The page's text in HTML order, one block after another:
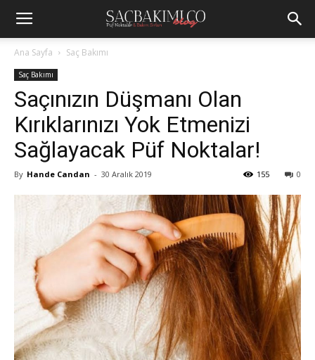
Ana Sayfa Saç Bakımı
Saç Bakımı
Saçınızın Düşmanı Olan
Kırıklarınızı Yok Etmenizi
Sağlayacak Püf Noktalar!
By Hande Candan - 30 Aralık 2019 0
155